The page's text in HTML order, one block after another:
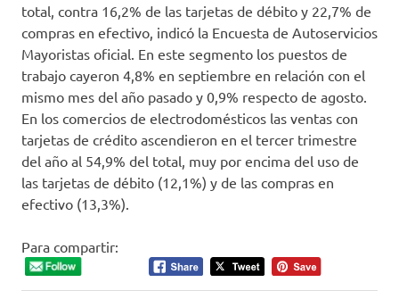
total, contra 16,2% de las tarjetas de débito y 22,7% de
compras en efectivo, indicó la Encuesta de Autoservicios
Mayoristas oficial. En este segmento los puestos de
trabajo cayeron 4,8% en septiembre en relación con el
mismo mes del año pasado y 0,9% respecto de agosto.
En los comercios de electrodomésticos las ventas con
tarjetas de crédito ascendieron en el tercer trimestre
del año al 54,9% del total, muy por encima del uso de
las tarjetas de débito (12,1%) y de las compras en
efectivo (13,3%).
Para compartir: